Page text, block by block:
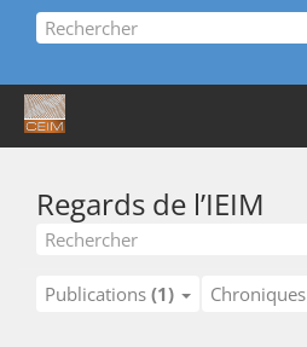
Regards de l’IEIM
Publications (1) Chroniques